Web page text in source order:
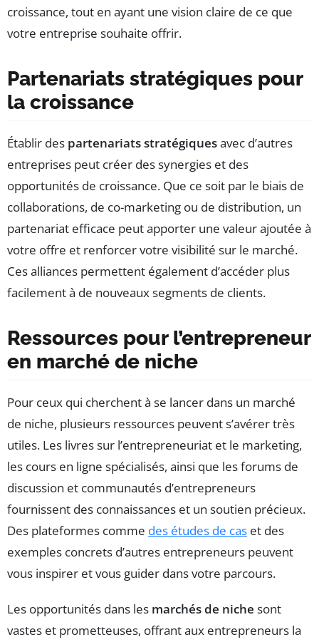
croissance, tout en ayant une vision claire de ce que
votre entreprise souhaite offrir.
Partenariats stratégiques pour
la croissance
Établir des partenariats stratégiquesavec d’autres
entreprises peut créer des synergies et des
opportunités de croissance. Que ce soit par le biais de
collaborations, de co-marketing ou de distribution, un
partenariat efficace peut apporter une valeur ajoutée à
votre offre et renforcer votre visibilité sur le marché.
Ces alliances permettent également d’accéder plus
facilement à de nouveaux segments de clients.
Ressources pour l’entrepreneur
en marché de niche
Pour ceux qui cherchent à se lancer dans un marché
de niche, plusieurs ressources peuvent s’avérer très
utiles. Les livres sur l’entrepreneuriat et le marketing,
les cours en ligne spécialisés, ainsi que les forums de
discussion et communautés d’entrepreneurs
fournissent des connaissances et un soutien précieux.
Des plateformes comme des études de cas et des
exemples concrets d’autres entrepreneurs peuvent
vous inspirer et vous guider dans votre parcours.
Les opportunités dans les marchés de niche sont
vastes et prometteuses, offrant aux entrepreneurs la